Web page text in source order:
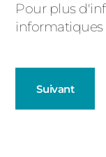
Pour plus
informatiques
Suivant